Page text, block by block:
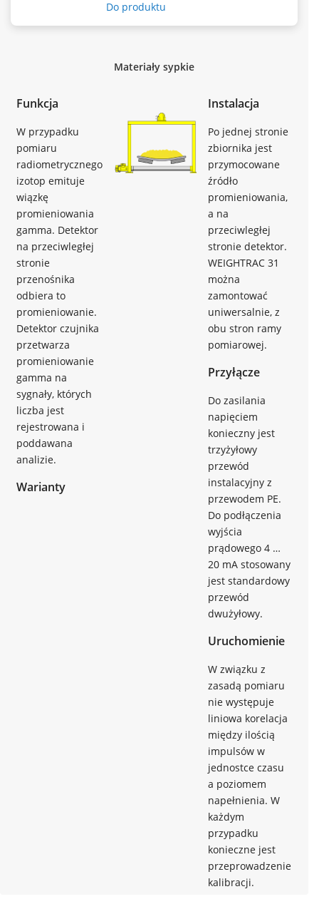
Do produktu
Materiały sypkie
Funkcja
W przypadku
pomiaru
radiometrycznego
izotop emituje
wiązkę
promieniowania
gamma. Detektor
na przeciwległej
stronie
przenośnika
odbiera to
promieniowanie.
Detektor czujnika
przetwarza
promieniowanie
gamma na
sygnały, których
liczba jest
rejestrowana i
poddawana
analizie.
Warianty
Instalacja
Po jednej stronie
zbiornika jest
przymocowane
źródło
promieniowania,
a na
przeciwległej
stronie detektor.
WEIGHTRAC 31
można
zamontować
uniwersalnie, z
obu stron ramy
pomiarowej.
Przyłącze
Do zasilania
napięciem
konieczny jest
trzyżyłowy
przewód
instalacyjny z
przewodem PE.
Do podłączenia
wyjścia
prądowego 4 …
20 mA stosowany
jest standardowy
przewód
dwużyłowy.
Uruchomienie
W związku z
zasadą pomiaru
nie występuje
liniowa korelacja
między ilością
impulsów w
jednostce czasu
a poziomem
napełnienia. W
każdym
przypadku
konieczne jest
przeprowadzenie
kalibracji.